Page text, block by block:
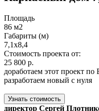
Площадь
86 м2
Габариты (м)
7,1x8,4
Стоимость проекта от:
25 800 р.
доработаем этот проект
разработаем новый с нуля
Узнать стоимость
директор Сергей